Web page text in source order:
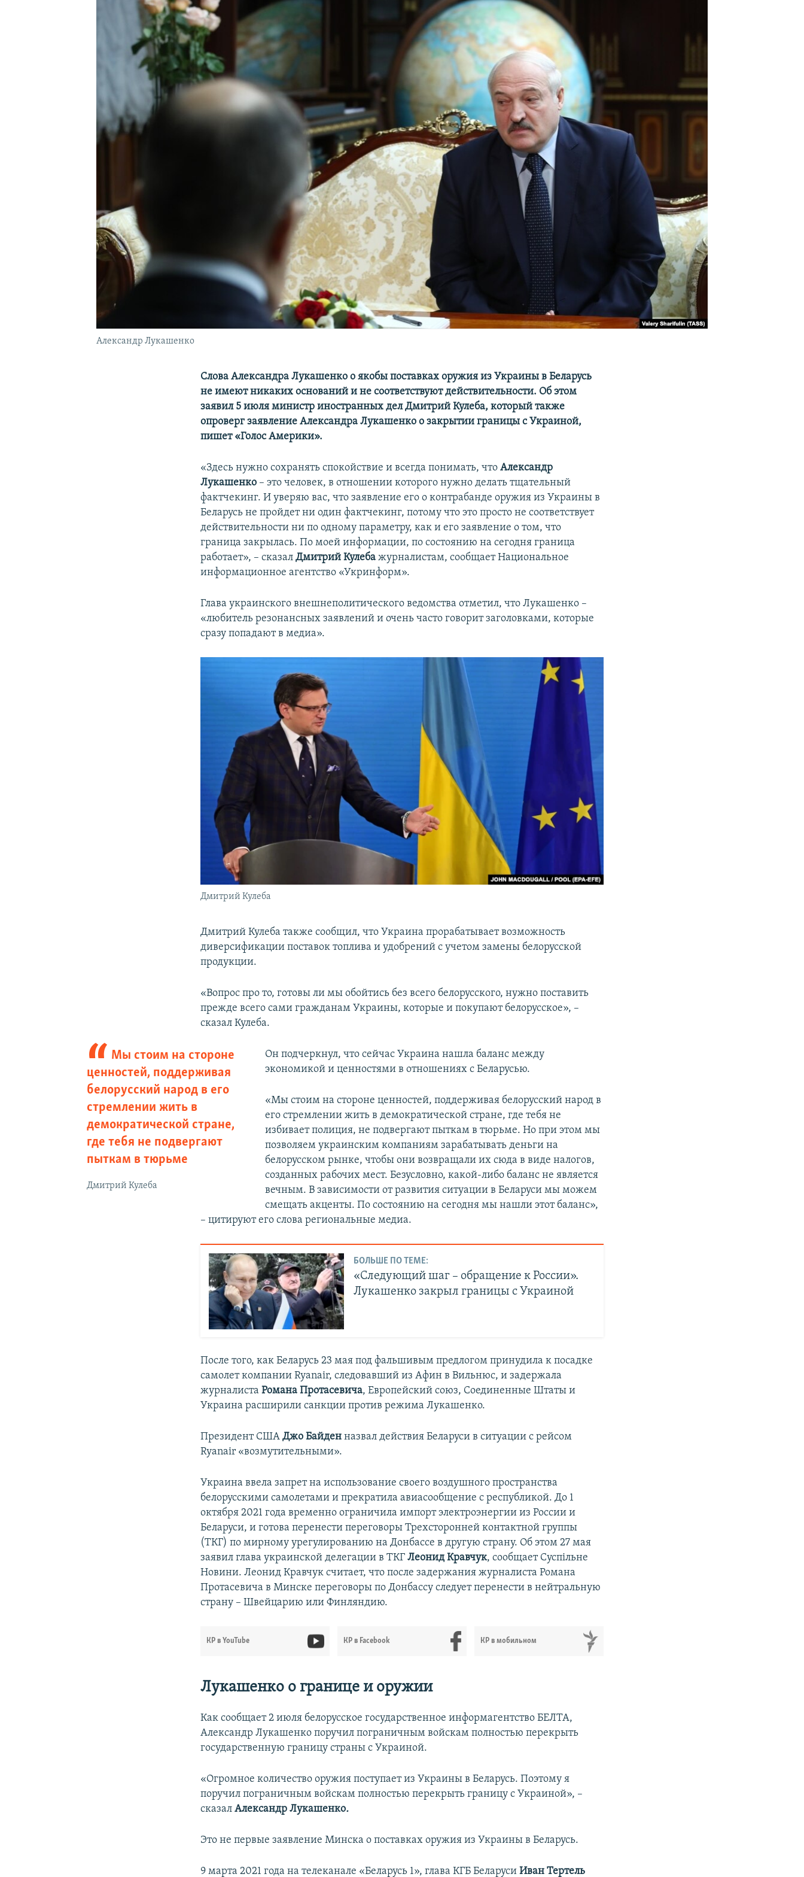
Александр Лукашенко
Слова Александра Лукашенко о якобы поставках оружия из Украины в Беларусь
не имеют никаких оснований и не соответствуют действительности. Об этом
заявил 5 июля министр иностранных дел Дмитрий Кулеба, который также
опроверг заявление Александра Лукашенко о закрытии границы с Украиной,
пишет «Голос Америки».
«Здесь нужно сохранять спокойствие и всегда понимать, чтоАлександр
Лукашенко – это человек, в отношении которого нужно делать тщательный
фактчекинг. И уверяю вас, что заявление его о контрабанде оружия из Украины в
Беларусь не пройдет ни один фактчекинг, потому что это просто не соответствует
действительности ни по одному параметру, как и его заявление о том, что
граница закрылась. По моей информации, по состоянию на сегодня граница
работает», – сказал Дмитрий Кулеба журналистам, сообщает Национальное
информационное агентство «Укринформ».
Глава украинского внешнеполитического ведомства отметил, что Лукашенко –
«любитель резонансных заявлений и очень часто говорит заголовками, которые
сразу попадают в медиа».
Дмитрий Кулеба
Дмитрий Кулеба также сообщил, что Украина прорабатывает возможность
диверсификации поставок топлива и удобрений с учетом замены белорусской
продукции.
«Вопрос про то, готовы ли мы обойтись без всего белорусского, нужно поставить
прежде всего сами гражданам Украины, которые и покупают белорусское», –
сказал Кулеба.
Мы стоим на стороне
ценностей, поддерживая
белорусский народ в его
стремлении жить в
демократической стране,
где тебя не подвергают
пыткам в тюрьме
Дмитрий Кулеба
Он подчеркнул, что сейчас Украина нашла баланс между
экономикой и ценностями в отношениях с Беларусью.
«Мы стоим на стороне ценностей, поддерживая белорусский народ в
его стремлении жить в демократической стране, где тебя не
избивает полиция, не подвергают пыткам в тюрьме. Но при этом мы
позволяем украинским компаниям зарабатывать деньги на
белорусском рынке, чтобы они возвращали их сюда в виде налогов,
созданных рабочих мест. Безусловно, какой-либо баланс не является
вечным. В зависимости от развития ситуации в Беларуси мы можем
смещать акценты. По состоянию на сегодня мы нашли этот баланс»,
– цитируют его слова региональные медиа.
БОЛЬШЕ ПО ТЕМЕ:
«Следующий шаг – обращение к России».
Лукашенко закрыл границы с Украиной
После того, как Беларусь 23 мая под фальшивым предлогом принудила к посадке
самолет компании Ryanair, следовавший из Афин в Вильнюс, и задержала
журналистаРомана Протасевича, Европейский союз, Соединенные Штаты и
Украина расширили санкции против режима Лукашенко.
Президент СШАДжо Байден назвал действия Беларуси в ситуации с рейсом
Ryanair «возмутительными».
Украина ввела запрет на использование своего воздушного пространства
белорусскими самолетами и прекратила авиасообщение с республикой. До 1
октября 2021 года временно ограничила импорт электроэнергии из России и
Беларуси, и готова перенести переговоры Трехсторонней контактной группы
(ТКГ) по мирному урегулированию на Донбассе в другую страну. Об этом 27 мая
заявил глава украинской делегации в ТКГЛеонид Кравчук, сообщает Суспільне
Новини. Леонид Кравчук считает, что после задержания журналиста Романа
Протасевича в Минске переговоры по Донбассу следует перенести в нейтральную
страну – Швейцарию или Финляндию.
КР в YouTube КР в Facebook КР в мобильном
Лукашенко о границе и оружии
Как сообщает 2 июля белорусское государственное информагентство БЕЛТА,
Александр Лукашенко поручил пограничным войскам полностью перекрыть
государственную границу страны с Украиной.
«Огромное количество оружия поступает из Украины в Беларусь. Поэтому я
поручил пограничным войскам полностью перекрыть границу с Украиной», –
сказалАлександр Лукашенко.
Это не первые заявление Минска о поставках оружия из Украины в Беларусь.
9 марта 2021 года на телеканале «Беларусь 1», глава КГБ БеларусиИван Тертель